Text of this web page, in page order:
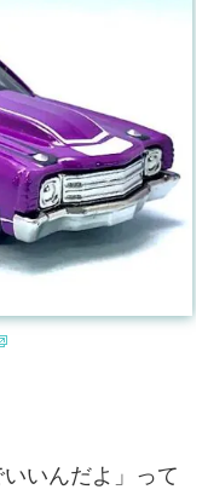
いんだよ」って